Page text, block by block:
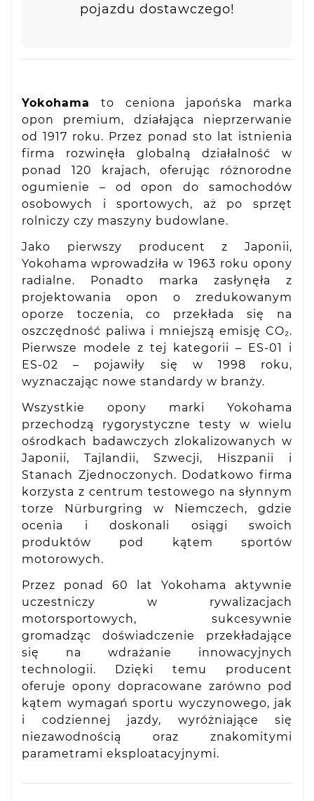
pojazdu dostawczego!
Yokohama
to ceniona japońska marka
opon premium, działająca nieprzerwanie
od 1917 roku. Przez ponad sto lat istnienia
firma rozwinęła globalną działalność w
ponad 120 krajach, oferując różnorodne
ogumienie – od opon do samochodów
osobowych i sportowych, aż po sprzęt
rolniczy czy maszyny budowlane.
Jako pierwszy producent z Japonii,
Yokohama wprowadziła w 1963 roku opony
radialne. Ponadto marka zasłynęła z
projektowania opon o zredukowanym
oporze toczenia, co przekłada się na
oszczędność paliwa i mniejszą emisję CO₂.
Pierwsze modele z tej kategorii – ES-01 i
ES-02 – pojawiły się w 1998 roku,
wyznaczając nowe standardy w branży.
Wszystkie opony marki Yokohama
przechodzą rygorystyczne testy w wielu
ośrodkach badawczych zlokalizowanych w
Japonii, Tajlandii, Szwecji, Hiszpanii i
Stanach Zjednoczonych. Dodatkowo firma
korzysta z centrum testowego na słynnym
torze Nürburgring w Niemczech, gdzie
ocenia i doskonali osiągi swoich
produktów pod kątem sportów
motorowych.
Przez ponad 60 lat Yokohama aktywnie
uczestniczy w rywalizacjach
motorsportowych, sukcesywnie
gromadząc doświadczenie przekładające
się na wdrażanie innowacyjnych
technologii. Dzięki temu producent
oferuje opony dopracowane zarówno pod
kątem wymagań sportu wyczynowego, jak
i codziennej jazdy, wyróżniające się
niezawodnością oraz znakomitymi
parametrami eksploatacyjnymi.